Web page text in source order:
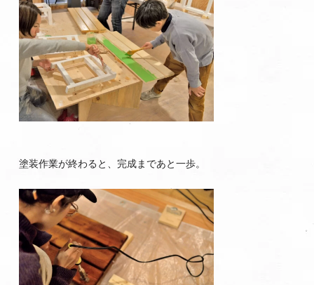
塗装作業が終わると、完成まであと一歩。